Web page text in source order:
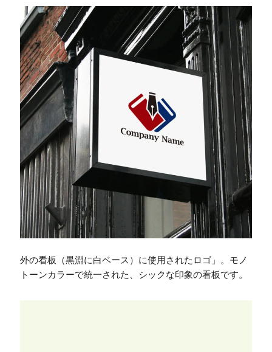
外の看板（黒淵に白ベース）に使用されたロゴ」。モノ
トーンカラーで統一された、シックな印象の看板です。